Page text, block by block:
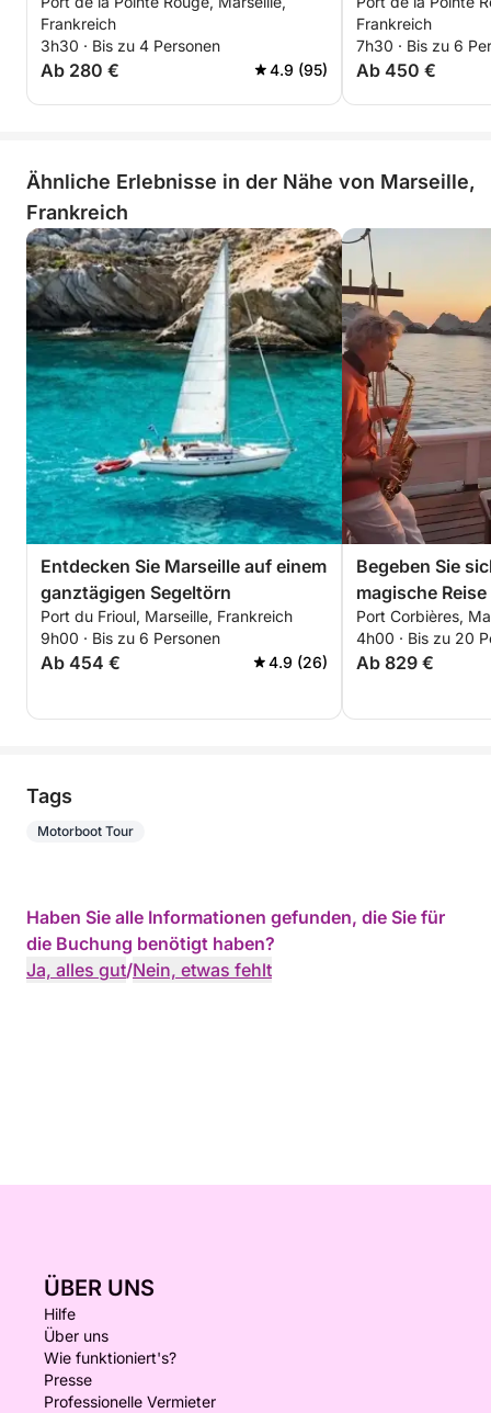
jedes Jahr mehrere.
Frankreich
3h30 · Bis zu 4 Personen
Ab 280 € 4.9 (95)
Frioul-Inseln
Frankreich
7h30 · Bis zu 6
Ab 450 €
Ähnliche Erlebnisse in der Nähe von Marseille,
Frankreich
Entdecken Sie Marseille auf einem
ganztägigen Segeltörn
Port du Frioul, Marseille, Frankreich
9h00 · Bis zu 6 Personen
Ab 454 € 4.9 (26)
Begeben Sie
magische
Port Corbières,
4h00 · Bis zu 20
Ab 829 €
Tags
Motorboot Tour
Haben Sie alle Informationen gefunden, die Sie für
die Buchung benötigt haben?
Ja, alles gut/Nein, etwas fehlt
ÜBER UNS
Hilfe
Über uns
Wie funktioniert's?
Presse
Professionelle Vermieter